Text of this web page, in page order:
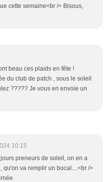
cette semaine<br /> Bisous,
beau ces plaids en fête !
du club de patch , sous le soleil
????? Je vous en envoie un
10:15
preneurs de soleil, on en a
qu'on va remplir un bocal....<br />